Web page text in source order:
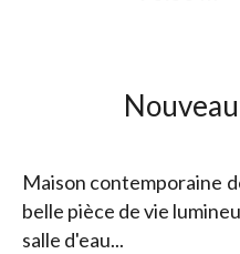
Maison contemporaine
belle pièce de vie
salle d'eau...